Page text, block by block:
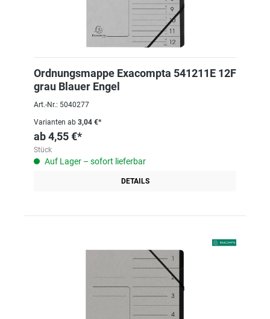
Ordnungsmappe Exacompta 541211E 12F
grau Blauer Engel
Art.-Nr.: 5040277
Varianten ab 3,04 €*
ab4,55 €*
Stück
Auf Lager – sofort lieferbar
DETAILS